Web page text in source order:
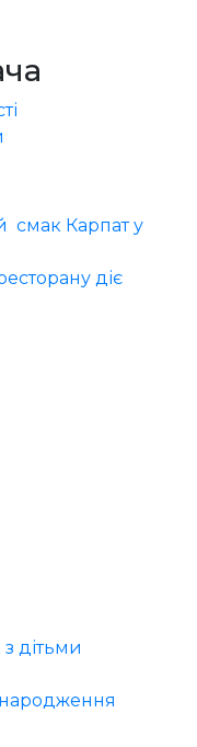
смак Карпат у
діє
дітьми
народження